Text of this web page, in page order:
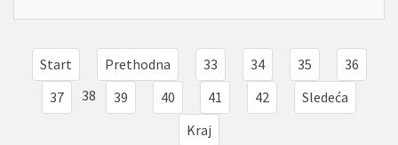
Start Prethodna 33 34 35
36
37
38 39 40 41 42
Sledeća
Kraj